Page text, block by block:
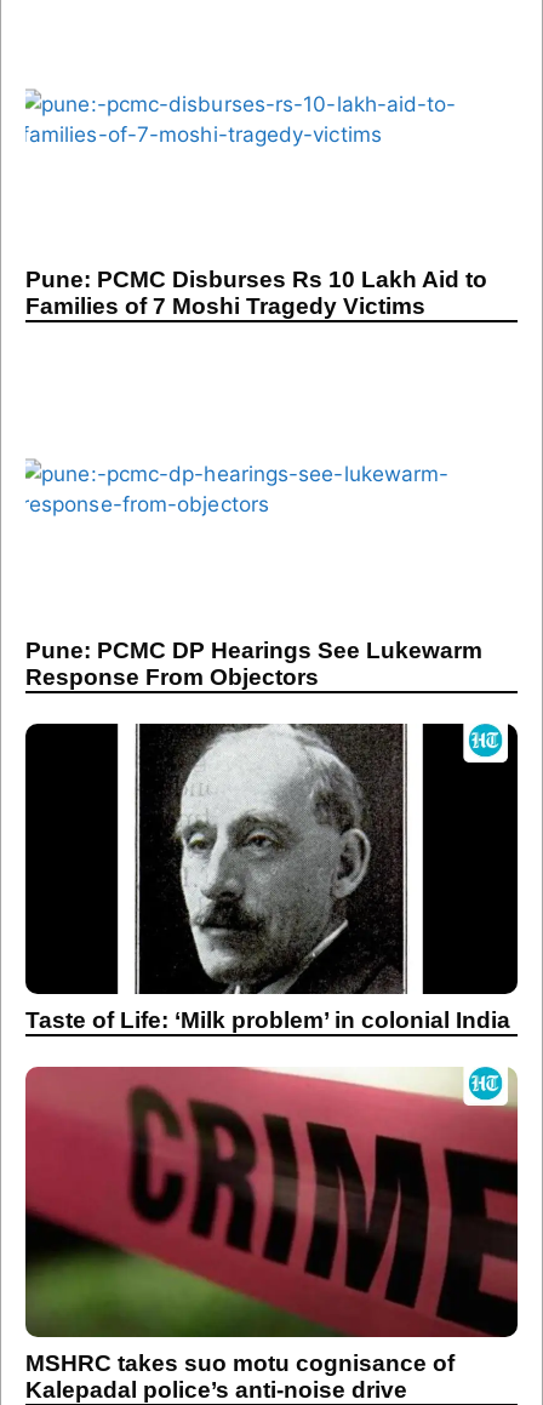
Pune: PCMC Disburses Rs 10 Lakh Aid to
Families of 7 Moshi Tragedy Victims
Pune: PCMC DP Hearings See Lukewarm
Response From Objectors
Taste of Life: ‘Milk problem’ in colonial India
MSHRC takes suo motu cognisance of
Kalepadal police’s anti-noise drive